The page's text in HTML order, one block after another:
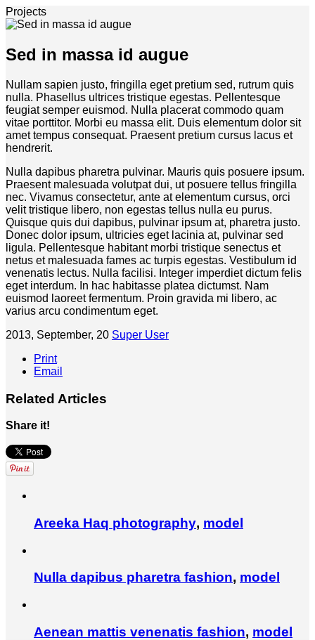
Projects
Sed in massa id augue
Nullam sapien justo, fringilla eget pretium sed, rutrum quis
nulla. Phasellus ultrices tristique egestas. Pellentesque
feugiat semper euismod. Nulla placerat commodo quam
vitae porttitor. Morbi eu massa elit. Duis elementum dolor sit
amet tempus consequat. Praesent pretium cursus lacus et
hendrerit.
Nulla dapibus pharetra pulvinar. Mauris quis posuere ipsum.
Praesent malesuada volutpat dui, ut posuere tellus fringilla
nec. Vivamus consectetur, ante at elementum cursus, orci
velit tristique libero, non egestas tellus nulla eu purus.
Quisque quis dui dapibus, pulvinar ipsum at, pharetra justo.
Donec dolor ipsum, ultricies eget lacinia at, pulvinar sed
ligula. Pellentesque habitant morbi tristique senectus et
netus et malesuada fames ac turpis egestas. Vestibulum id
venenatis lectus. Nulla facilisi. Integer imperdiet dictum felis
eget interdum. In hac habitasse platea dictumst. Nam
euismod laoreet fermentum. Proin gravida mi libero, ac
varius arcu condimentum eget.
2013, September, 20 Super User
Print
Email
Related Articles
Share it!
Areeka Haq photography, model
Nulla dapibus pharetra fashion, model
Aenean mattis venenatis fashion, model